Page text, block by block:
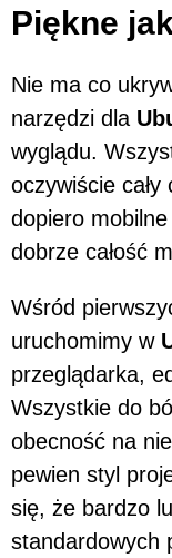
Piękne
Nie ma co
narzędzi dla
wyglądu.
oczywiście
dopiero
dobrze całość
Wśród
uruchomimy w
przeglądarka,
Wszystkie do
obecność na
pewien styl
się, że bardzo
standardowych